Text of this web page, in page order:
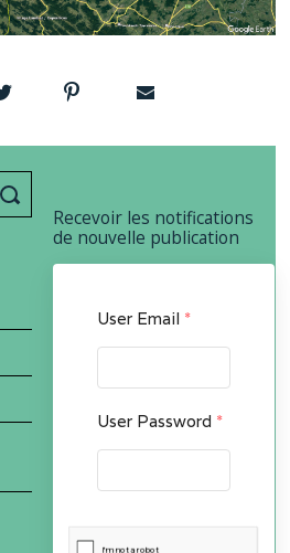
Recevoir les notifications
de nouvelle publication
User Email *
User Password *